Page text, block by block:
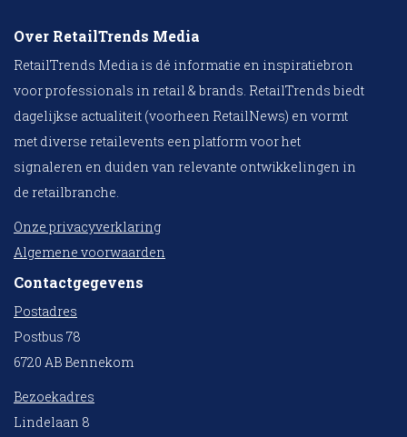
Over RetailTrends Media
RetailTrends Media is dé informatie en inspiratiebron
voor professionals in retail & brands. RetailTrends biedt
dagelijkse actualiteit (voorheen RetailNews) en vormt
met diverse retailevents een platform voor het
signaleren en duiden van relevante ontwikkelingen in
de retailbranche.
Onze privacyverklaring
Algemene voorwaarden
Contactgegevens
Postadres
Postbus 78
6720 AB Bennekom
Bezoekadres
Lindelaan 8